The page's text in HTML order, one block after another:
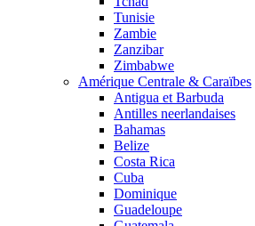
Tunisie
Zambie
Zanzibar
Zimbabwe
Amérique Centrale & Caraïbes
Antigua et Barbuda
Antilles neerlandaises
Bahamas
Belize
Costa Rica
Cuba
Dominique
Guadeloupe